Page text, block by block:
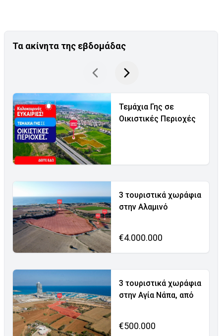
Τα ακίνητα της εβδομάδας
Τεμάχια Γης σε
Οικιστικές Περιοχές
3 τουριστικά χωράφια
στην Αλαμινό
€4.000.000
3 τουριστικά χωράφια
στην Αγία Νάπα, από
€500.000